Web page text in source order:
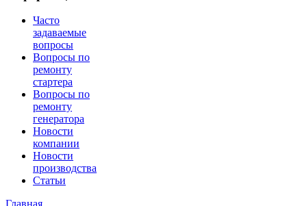
Часто
задаваемые
вопросы
Вопросы по
ремонту
стартера
Вопросы по
ремонту
генератора
Новости
компании
Новости
производства
Статьи